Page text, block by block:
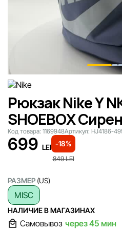
Рюкзак Nike Y
SHOEBOX
Код товара: 1169948Артикул: HJ4186-
-18%
849LEI
699 LEI
РАЗМЕР (US)
MISC
НАЛИЧИЕ В МАГАЗИНАХ
Самовывоз через 45 мин